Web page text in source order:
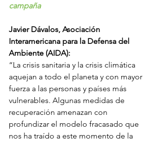
campaña
Javier Dávalos, Asociación
Interamericana para la Defensa del
Ambiente (AIDA):
“La crisis sanitaria y la crisis climática
aquejan a todo el planeta y con mayor
fuerza a las personas y países más
vulnerables. Algunas medidas de
recuperación amenazan con
profundizar el modelo fracasado que
nos ha traído a este momento de la